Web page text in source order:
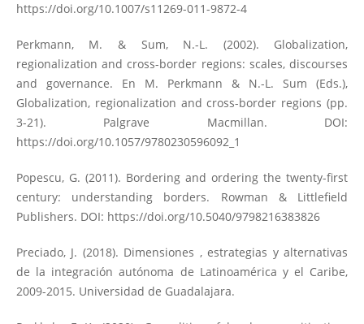
https://doi.org/10.1007/s11269-011-9872-4
Perkmann, M. & Sum, N.-L. (2002). Globalization,
regionalization and cross-border regions: scales, discourses
and governance. En M. Perkmann & N.-L. Sum (Eds.),
Globalization, regionalization and cross-border regions (pp.
3-21). Palgrave Macmillan. DOI:
https://doi.org/10.1057/9780230596092_1
Popescu, G. (2011). Bordering and ordering the twenty-first
century: understanding borders. Rowman & Littlefield
Publishers. DOI: https://doi.org/10.5040/9798216383826
Preciado, J. (2018). Dimensiones , estrategias y alternativas
de la integración autónoma de Latinoamérica y el Caribe,
2009-2015. Universidad de Guadalajara.